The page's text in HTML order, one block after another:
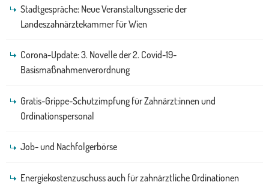
Stadtgespräche: Neue Veranstaltungsserie der
Landeszahnärztekammer für Wien
Corona-Update: 3. Novelle der 2. Covid-19-
Basismaßnahmenverordnung
Gratis-Grippe-Schutzimpfung für Zahnärzt:innen und
Ordinationspersonal
Job- und Nachfolgerbörse
Energiekostenzuschuss auch für zahnärztliche Ordinationen